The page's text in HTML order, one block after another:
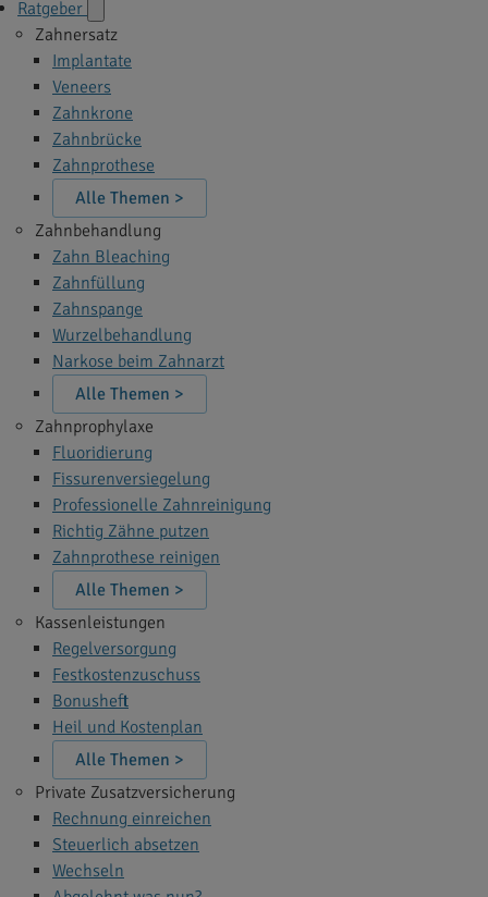
Ratgeber
Zahnersatz
Implantate
Veneers
Zahnkrone
Zahnbrücke
Zahnprothese
Alle Themen >
Zahnbehandlung
Zahn Bleaching
Zahnfüllung
Zahnspange
Wurzelbehandlung
Narkose beim Zahnarzt
Alle Themen >
Zahnprophylaxe
Fluoridierung
Fissurenversiegelung
Professionelle Zahnreinigung
Richtig Zähne putzen
Zahnprothese reinigen
Alle Themen >
Kassenleistungen
Regelversorgung
Festkostenzuschuss
Bonusheft
Heil und Kostenplan
Alle Themen >
Private Zusatzversicherung
Rechnung einreichen
Steuerlich absetzen
Wechseln